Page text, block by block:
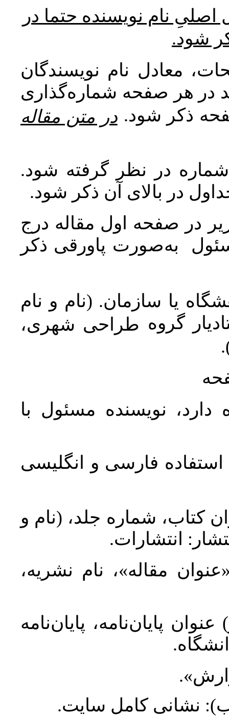
نام نویسنده حتما در
شود.
معادل نام نویسندگان
در هر صفحه شماره‌گذاری
ذکر شود. در متن مقاله
در نظر گرفته شود.
در بالای آن ذکر شود.
در صفحه اول مقاله درج
به‌صورت پاورقی ذکر
یا سازمان. (نام و نام
گروه طراحی شهری،
نویسنده مسئول با
استفاده فارسی و انگلیسی
کتاب، شماره جلد، (نام و
انتشارات.
مقاله»، نام نشریه،
پایان‌نامه، پایان‌نامه
نشانی کامل سایت.